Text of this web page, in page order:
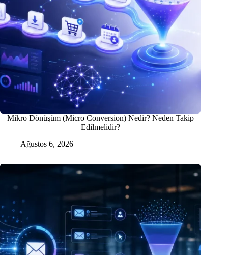
Mikro Dönüşüm (Micro Conversion) Nedir? Neden Takip
Edilmelidir?
Ağustos 6, 2026